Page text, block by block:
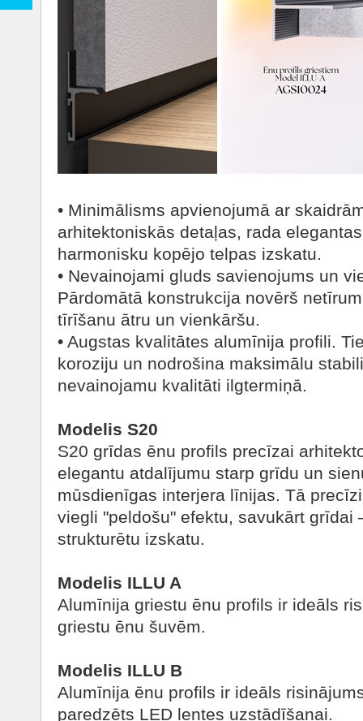
• Minimālisms apvienojumā ar
arhitektoniskās detaļas, rada
harmonisku kopējo telpas izskatu.
• Nevainojami gluds savienojums un
Pārdomātā konstrukcija novērš
tīrīšanu ātru un vienkāršu.
• Augstas kvalitātes alumīnija profili.
koroziju un nodrošina maksimālu
nevainojamu kvalitāti ilgtermiņā.
Modelis S20
S20 grīdas ēnu profils precīzai
elegantu atdalījumu starp grīdu un
mūsdienīgas interjera līnijas. Tā
viegli "peldošu" efektu, savukārt grīdai
strukturētu izskatu.
Modelis ILLU A
Alumīnija griestu ēnu profils ir ideāls
griestu ēnu šuvēm.
Modelis ILLU B
Alumīnija ēnu profils ir ideāls
paredzēts LED lentes uzstādīšanai.